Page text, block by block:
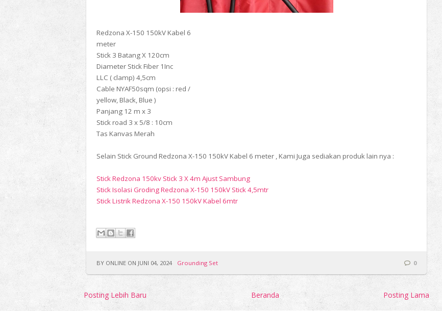
Redzona X-150 150kV Kabel 6
meter
Stick 3 Batang X 120cm
Diameter Stick Fiber 1Inc
LLC ( clamp) 4,5cm
Cable NYAF50sqm (opsi : red /
yellow, Black, Blue )
Panjang 12 m x 3
Stick road 3 x 5/8 : 10cm
Tas Kanvas Merah
Selain Stick Ground Redzona X-150 150kV Kabel 6 meter , Kami Juga sediakan produk lain nya :
Stick Redzona 150kv Stick 3 X 4m Ajust Sambung
Stick Isolasi Groding Redzona X-150 150kV Stick 4,5mtr
Stick Listrik Redzona X-150 150kV Kabel 6mtr
BY ONLINE ON JUNI 04, 2024 Grounding Set 0
Posting Lebih Baru Posting Lama
Beranda